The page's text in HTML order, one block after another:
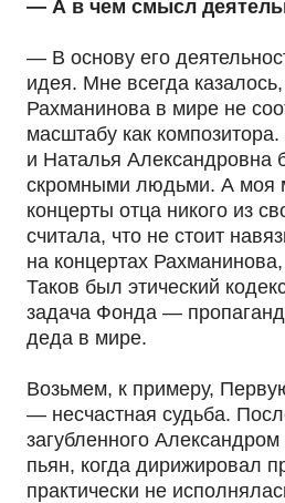
— А в чем смысл
— В основу его
идея. Мне всегда
Рахманинова в мире не
масштабу как
и Наталья Александровна
скромными людьми. А моя
концерты отца никого из
считала, что не стоит
на концертах
Таков был этический
задача Фонда —
деда в мире.
Возьмем, к примеру,
— несчастная судьба.
загубленного
пьян, когда дирижировал
практически не